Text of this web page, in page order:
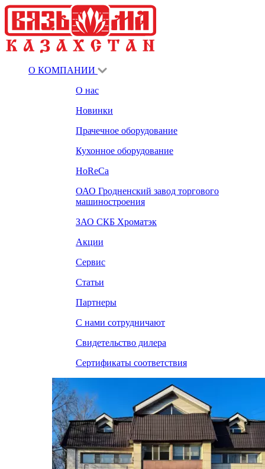
О КОМПАНИИ
О нас
Новинки
Прачечное оборудование
Кухонное оборудование
HoReCa
ОАО Гродненский завод торгового
машиностроения
ЗАО СКБ Хроматэк
Акции
Сервис
Статьи
Партнеры
С нами сотрудничают
Свидетельство дилера
Сертификаты соответствия